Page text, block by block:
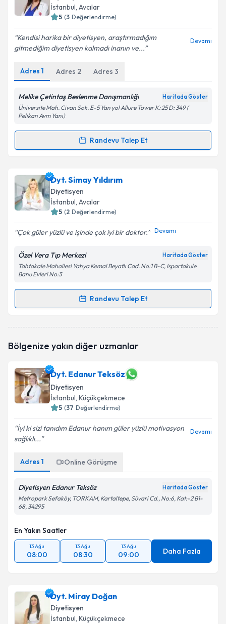
randevu almanız için bir takvim hazırlandığında e-
posta ile bilgilendireceğiz.
E-posta Adresiniz
Kişisel verilerimin işlenmesine ilişkinAydınlatma
Metni 'ni okudum ve kişisel verilerimin belirtilen
kapsamda işlenmesini kabul ediyorum.
Takvim Talebini Gönder
İstanbul, Avcılar
5 (3 Değerlendirme)
Kendisi harika bir diyetisyen, araştırmadığım
gitmediğim diyetisyen kalmadı inanın ve...
Devamı
Adres 1 Adres 2 Adres 3
Melike Çetintaş Beslenme Danışmanlığı Haritada Göster
Üniversite Mah. Civan Sok. E-5 Yan yol Allure Tower K: 25 D: 349 (
Pelikan Avm Yanı)
Randevu Talep Et
Randevu Takvimi Talebi
Uzm. Dyt. Melike Çetintaş
talebi oluşturun. Size bu uzmandan randevu almanız
için bir takvim hazırlandığında e-posta ile
bilgilendireceğiz.
E-posta Adresiniz
Kişisel verilerimin işlenmesine ilişkin
Metni'ni okudum ve kişisel verilerimin belirtilen
kapsamda işlenmesini kabul ediyorum.
Dyt. Simay Yıldırım
Diyetisyen
İstanbul, Avcılar
5 (2 Değerlendirme)
Çok güler yüzlü ve işinde çok iyi bir doktor. Devamı
Özel Vera Tıp Merkezi Haritada Göster
Tahtakale Mahallesi Yahya Kemal Beyatlı Cad. No:1 B-C, Ispartakule
Banu Evleri No:3
Randevu Talep Et
Randevu Takvimi Talebi
oluşturun. Size bu uzmandan randevu almanız için bir
E-posta Adresiniz
Kişisel verilerimin işlenmesine ilişkinAydınlatma
Bölgenize yakın diğer uzmanlar
Dyt. Edanur Teksöz
Diyetisyen
İstanbul, Küçükçekmece
5 (37 Değerlendirme)
İyi ki sizi tanıdım Edanur hanım güler yüzlü motivasyon
sağlıklı...
Devamı
Adres 1 Online Görüşme
Diyetisyen Edanur Teksöz Haritada Göster
Metropark Sefaköy, TORKAM, Kartaltepe, Süvari Cd., No:6, Kat:-2 B1-
68, 34295
En Yakın Saatler
13 Ağu
08:00
13 Ağu
08:30
13 Ağu
09:00 Daha Fazla
Dyt. Miray Doğan
Diyetisyen
İstanbul, Küçükçekmece